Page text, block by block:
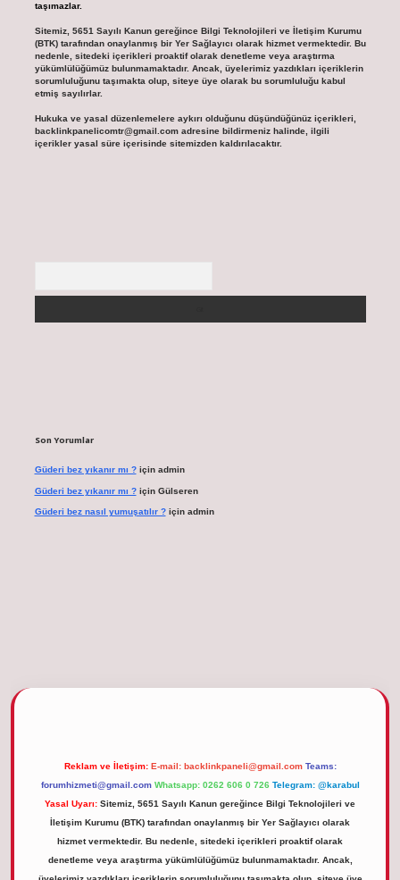
taşımazlar.
Sitemiz, 5651 Sayılı Kanun gereğince Bilgi Teknolojileri ve İletişim Kurumu
(BTK) tarafından onaylanmış bir Yer Sağlayıcı olarak hizmet vermektedir. Bu
nedenle, sitedeki içerikleri proaktif olarak denetleme veya araştırma
yükümlülüğümüz bulunmamaktadır. Ancak, üyelerimiz yazdıkları içeriklerin
sorumluluğunu taşımakta olup, siteye üye olarak bu sorumluluğu kabul
etmiş sayılırlar.
Hukuka ve yasal düzenlemelere aykırı olduğunu düşündüğünüz içerikleri,
backlinkpanelicomtr@gmail.comadresine bildirmeniz halinde, ilgili
içerikler yasal süre içerisinde sitemizden kaldırılacaktır.
Son Yorumlar
Güderi bez yıkanır mı ?için admin
Güderi bez yıkanır mı ?için Gülseren
Güderi bez nasıl yumuşatılır ?için admin
Reklam ve İletişim: E-mail: backlinkpaneli@gmail.com Teams:
forumhizmeti@gmail.com Whatsapp: 0262 606 0 726 Telegram: @karabul
Yasal Uyarı: Sitemiz, 5651 Sayılı Kanun gereğince Bilgi Teknolojileri ve
İletişim Kurumu (BTK) tarafından onaylanmış bir Yer Sağlayıcı olarak
hizmet vermektedir. Bu nedenle, sitedeki içerikleri proaktif olarak
denetleme veya araştırma yükümlülüğümüz bulunmamaktadır. Ancak,